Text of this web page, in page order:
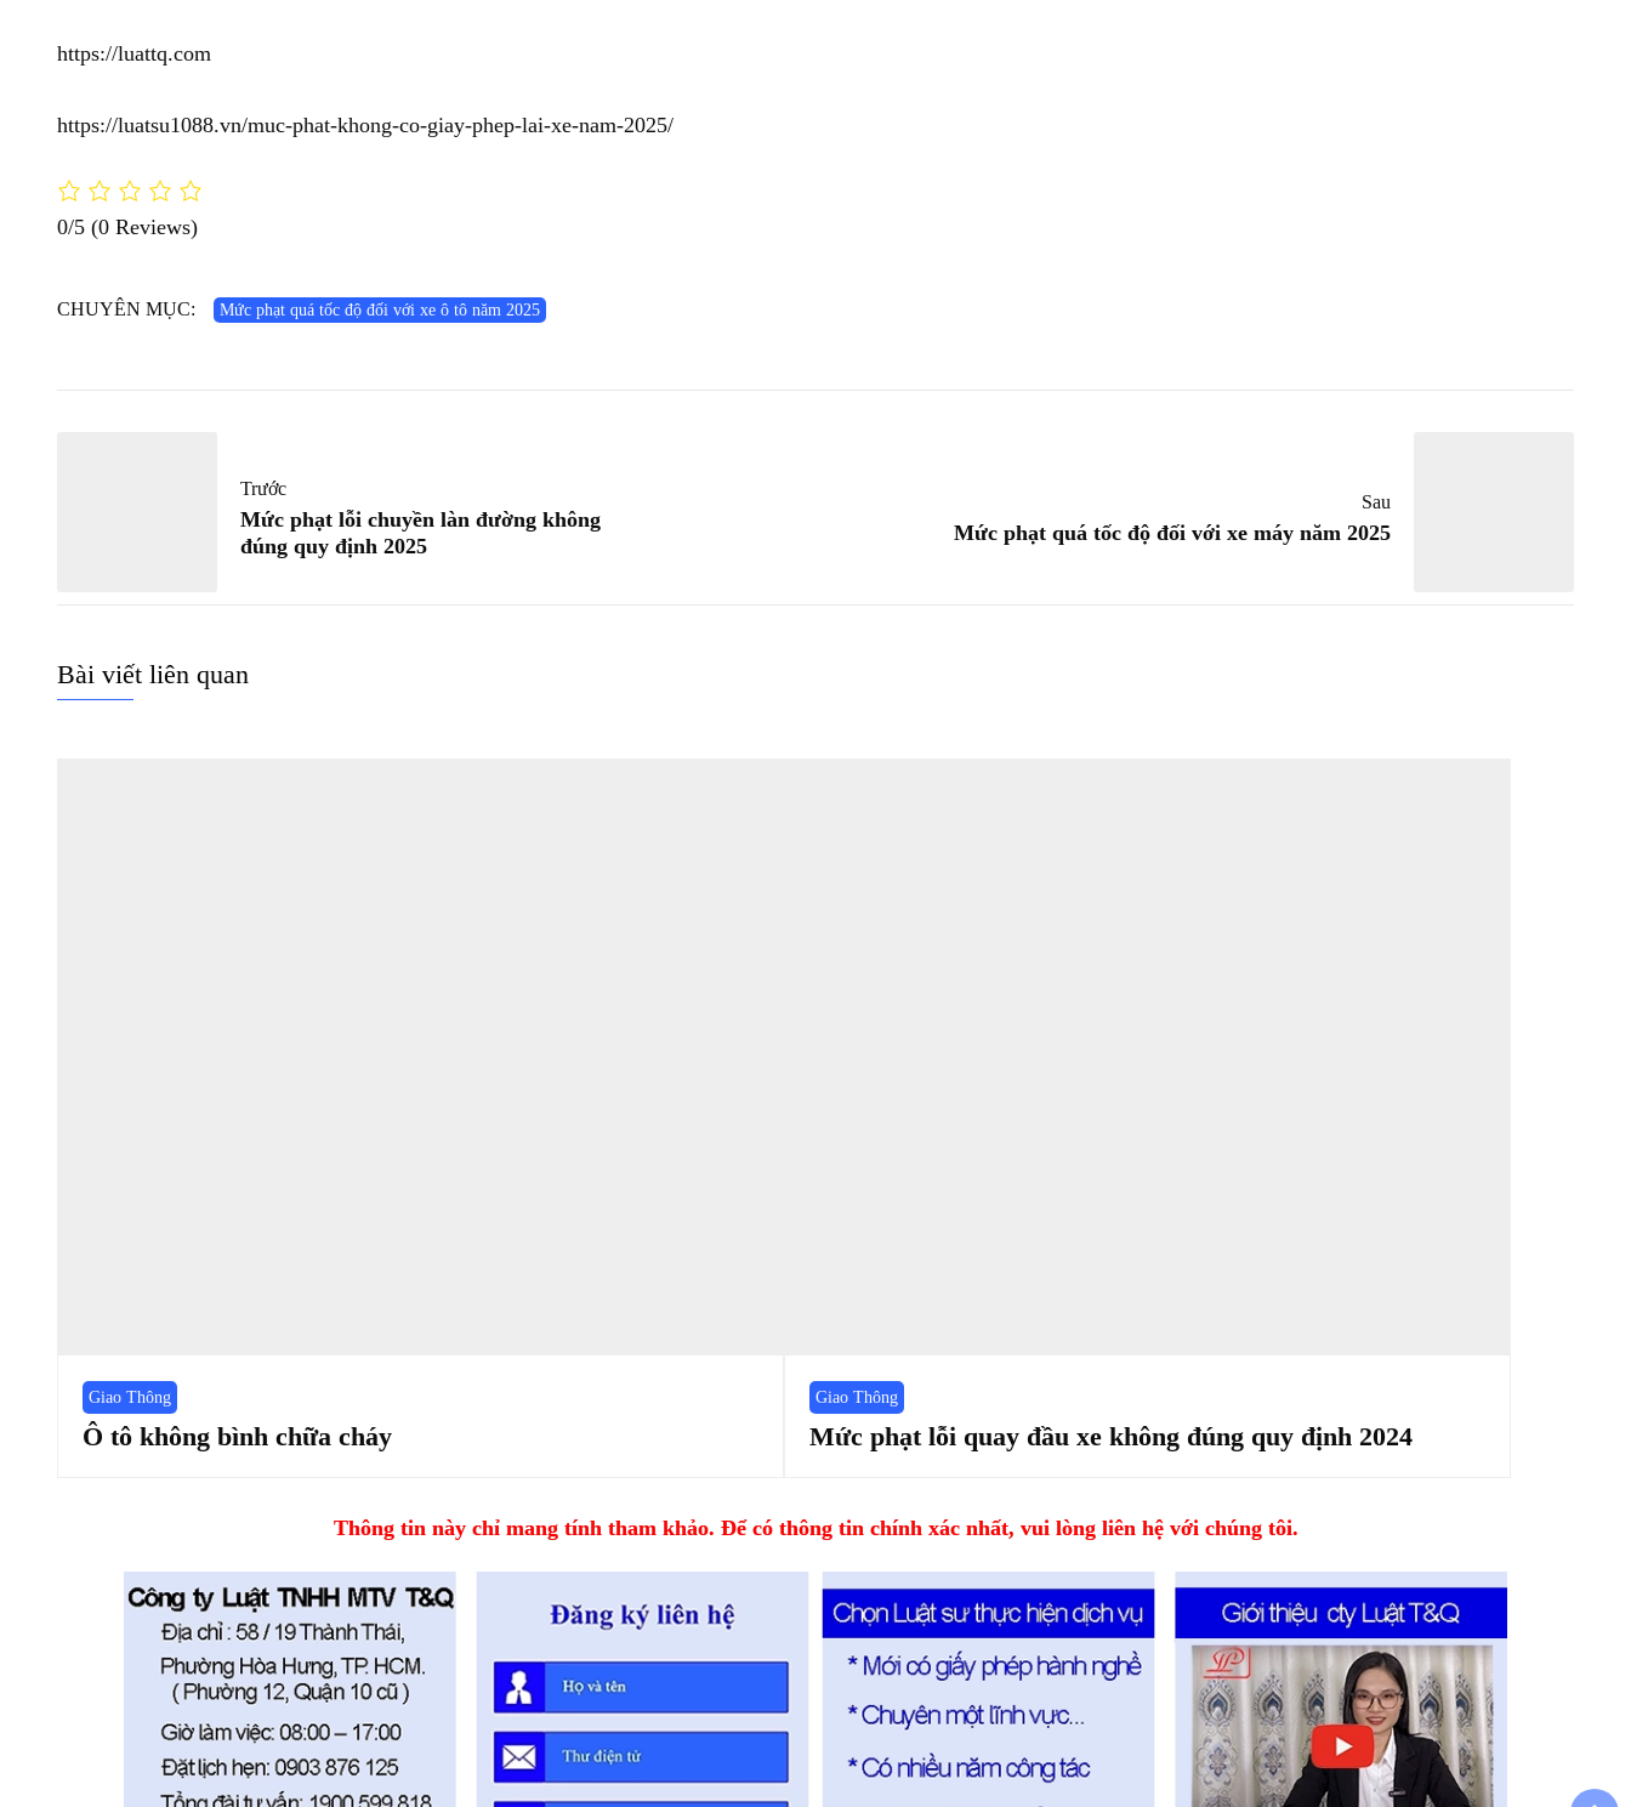
https://luattq.com
https://luatsu1088.vn/muc-phat-khong-co-giay-phep-lai-xe-nam-2025/
0/5 (0 Reviews)
CHUYÊN MỤC: Mức phạt quá tốc độ đối với xe ô tô năm 2025
Trước
Mức phạt lỗi chuyền làn đường không
đúng quy định 2025
Sau
Mức phạt quá tốc độ đối với xe máy năm 2025
Bài viết liên quan
Giao Thông
Ô tô không bình chữa cháy
Giao Thông
Mức phạt lỗi quay đầu xe không đúng quy định 2024
Thông tin này chỉ mang tính tham khảo. Để có thông tin chính xác nhất, vui lòng liên hệ với chúng tôi.